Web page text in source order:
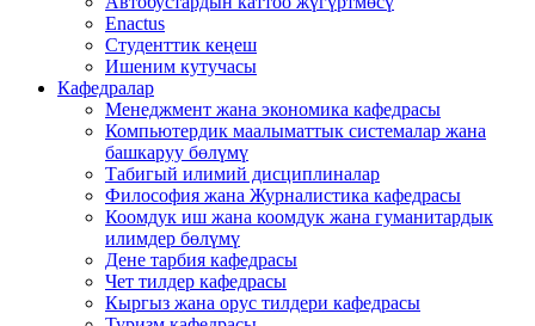
Enactus
Студенттик кеңеш
Ишеним кутучасы
Кафедралар
Менеджмент жана экономика кафедрасы
Компьютердик маалыматтык системалар жана
башкаруу бөлүмү
Табигый илимий дисциплиналар
Философия жана Журналистика кафедрасы
Коомдук иш жана коомдук жана гуманитардык
илимдер бөлүмү
Дене тарбия кафедрасы
Чет тилдер кафедрасы
Кыргыз жана орус тилдери кафедрасы